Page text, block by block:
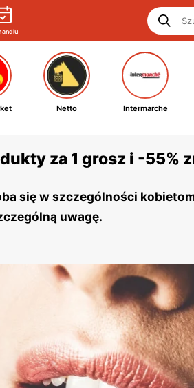
Netto Intermarche
za 1 grosz i -55%
się w szczególności
uwagę.